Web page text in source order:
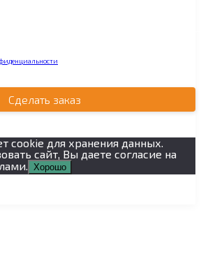
Сделать заказ
cookie для хранения данных.
сайт, Вы даете согласие на
Хорошо